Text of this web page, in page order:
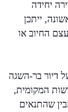
יחידה
ייתכן
החיוב או
דיור בר-השגה
המקומית,
שהתנאים